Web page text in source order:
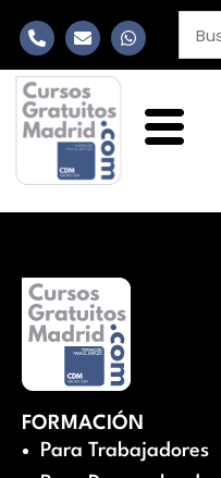
FORMACIÓN
Para Trabajadores